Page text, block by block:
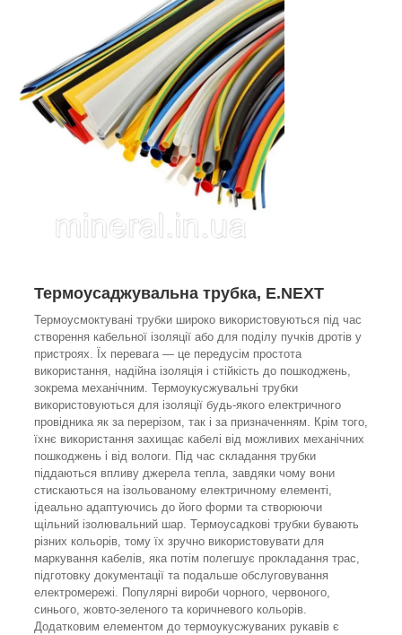
Термоусаджувальна трубка, E.NEXT
Термоусмоктувані трубки широко використовуються під час
створення кабельної ізоляції або для поділу пучків дротів у
пристроях. Їх перевага — це передусім простота
використання, надійна ізоляція і стійкість до пошкоджень,
зокрема механічним. Термоукусжувальні трубки
використовуються для ізоляції будь-якого електричного
провідника як за перерізом, так і за призначенням. Крім того,
їхнє використання захищає кабелі від можливих механічних
пошкоджень і від вологи. Під час складання трубки
піддаються впливу джерела тепла, завдяки чому вони
стискаються на ізольованому електричному елементі,
ідеально адаптуючись до його форми та створюючи
щільний ізолювальний шар. Термоусадкові трубки бувають
різних кольорів, тому їх зручно використовувати для
маркування кабелів, яка потім полегшує прокладання трас,
підготовку документації та подальше обслуговування
електромережі. Популярні вироби чорного, червоного,
синього, жовто-зеленого та коричневого кольорів.
Додатковим елементом до термоукусжуваних рукавів є